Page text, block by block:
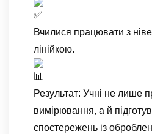
Вчилися працювати з
лінійкою.
Результат: Учні не лише
вимірювання, а й
спостережень із